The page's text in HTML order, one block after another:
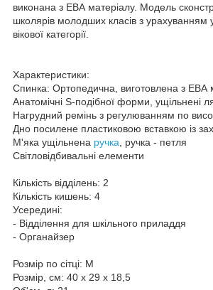
виконана з ЕВА матеріалу. Модель
школярів молодших класів з урахуванням
вікової категорії.
Характеристики:
Спинка: Ортопедична, виготовлена ​​з ЕВА
Анатомічні S-подібної форми, ущільнені
Нагрудний ремінь з регулюванням по
Дно посилене пластиковою вставкою із
М'яка ущільнена ручка , ручка - петля
Світловідбивальні елементи
Кількість відділень: 2
Кількість кишень: 4
Усередині:
- Відділення для шкільного приладдя
- Органайзер
Розмір по сітці: М
Розмір, см: 40 х 29 х 18,5